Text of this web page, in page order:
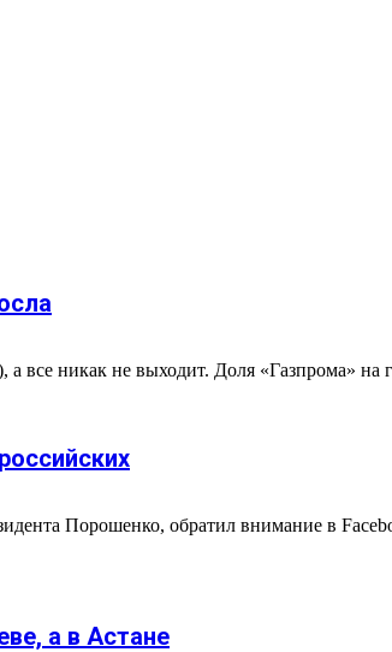
все никак не выходит. Доля «Газпрома» на
Порошенко, обратил внимание в
а в Астане